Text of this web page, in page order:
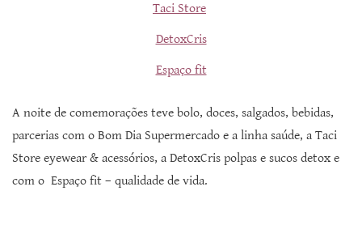
Taci Store
DetoxCris
Espaço fit
A noite de comemorações teve bolo, doces, salgados, bebidas,
parcerias com o Bom Dia Supermercado e a linha saúde, a Taci
Store eyewear & acessórios, a DetoxCris polpas e sucos detox e
com o Espaço fit – qualidade de vida.